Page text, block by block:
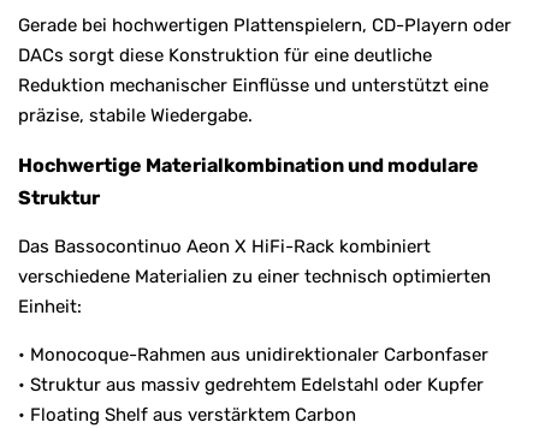
Gerade bei hochwertigen Plattenspielern, CD-Playern oder
DACs sorgt diese Konstruktion für eine deutliche
Reduktion mechanischer Einflüsse und unterstützt eine
präzise, stabile Wiedergabe.
Hochwertige Materialkombination und modulare
Struktur
Das Bassocontinuo Aeon X HiFi-Rack kombiniert
verschiedene Materialien zu einer technisch optimierten
Einheit:
• Monocoque-Rahmen aus unidirektionaler Carbonfaser
• Struktur aus massiv gedrehtem Edelstahl oder Kupfer
• Floating Shelf aus verstärktem Carbon